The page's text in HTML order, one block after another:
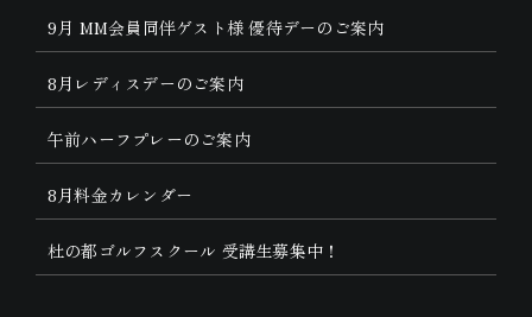
9月 MM会員同伴ゲスト様 優待デーのご案内
8月レディスデーのご案内
午前ハーフプレーのご案内
8月料金カレンダー
杜の都ゴルフスクール 受講生募集中！